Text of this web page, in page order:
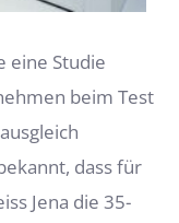
eine Studie
beim Test
dass für
Jena die 35-